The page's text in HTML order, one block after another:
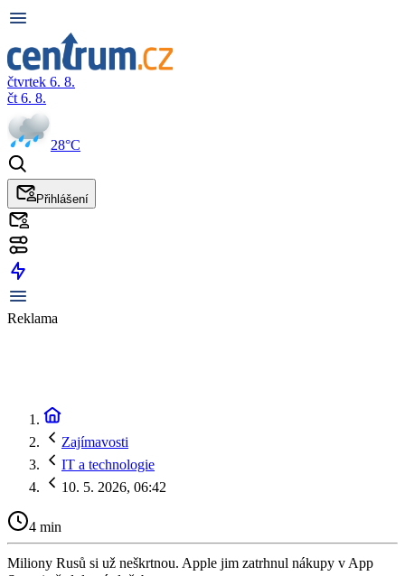
čtvrtek 6. 8.
čt 6. 8.
28°C
Přihlášení
Reklama
Zajímavosti
IT a technologie
10. 5. 2026, 06:42
4 min
Miliony Rusů si už neškrtnou. Apple jim zatrhnul nákupy v App